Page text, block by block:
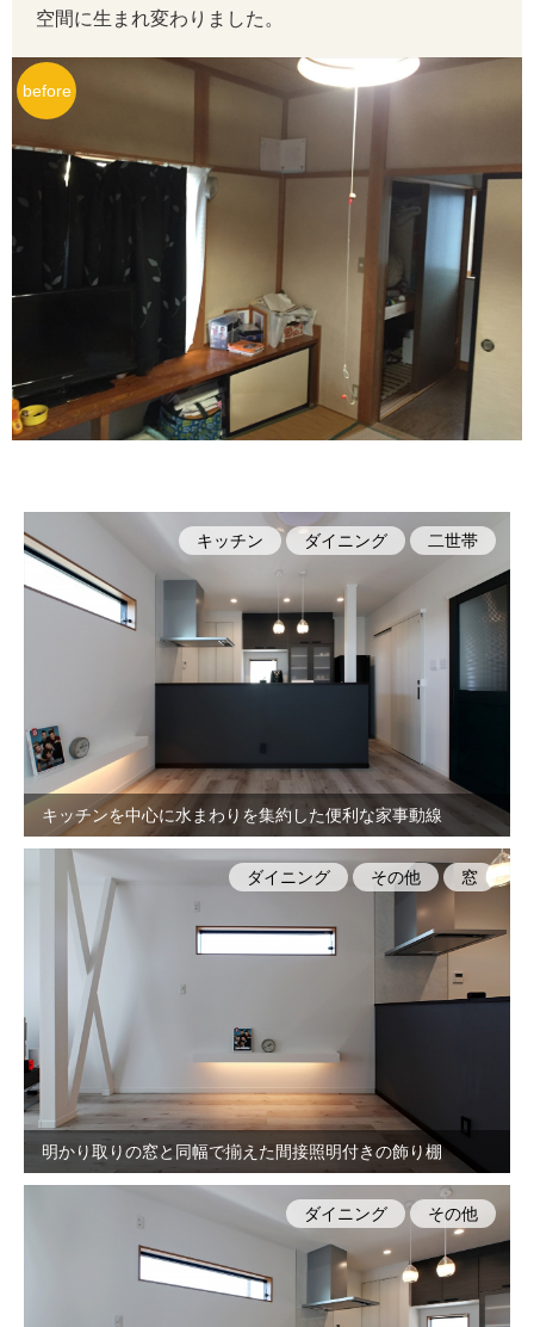
空間に生まれ変わりました。
キッチンを中心に水まわりを集約した便利な家事動線
キッチン ダイニング 二世帯
明かり取りの窓と同幅で揃えた間接照明付きの飾り棚
ダイニング その他 窓
ダイニング その他